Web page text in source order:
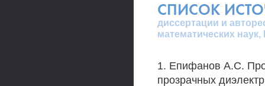
СПИСОК
диссертации и
математических
1. Епифанов А.С.
прозрачных